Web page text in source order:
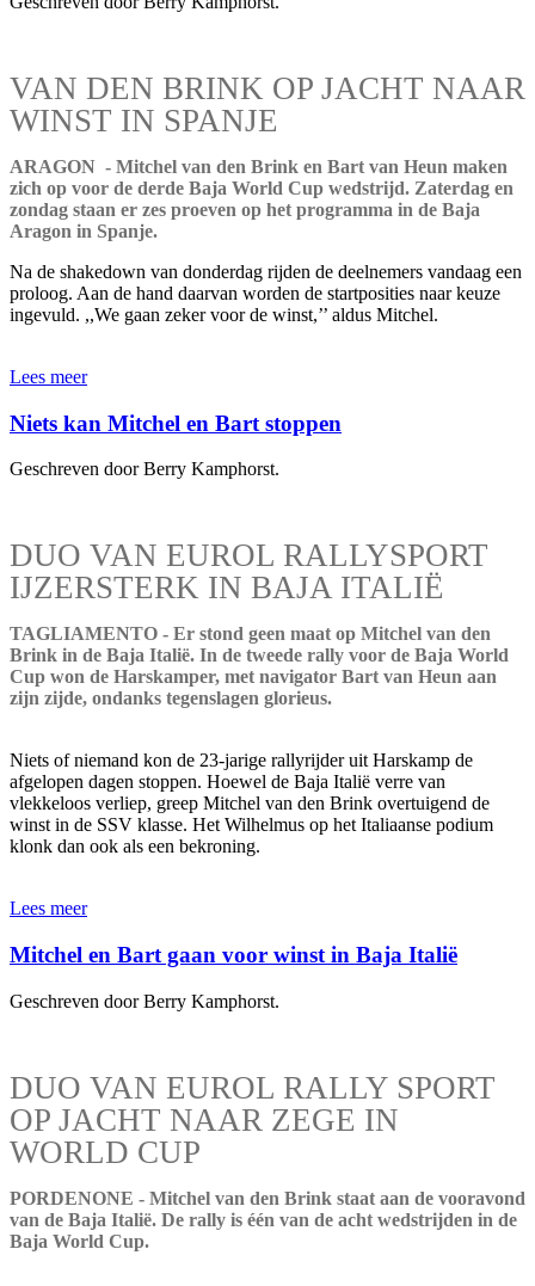
VAN DEN BRINK OP JACHT NAAR
WINST IN SPANJE
ARAGON - Mitchel van den Brink en Bart van Heun maken
zich op voor de derde Baja World Cup wedstrijd. Zaterdag en
zondag staan er zes proeven op het programma in de Baja
Aragon in Spanje.
Na de shakedown van donderdag rijden de deelnemers vandaag een
proloog. Aan de hand daarvan worden de startposities naar keuze
ingevuld. ,,We gaan zeker voor de winst,’’ aldus Mitchel.
Lees meer
Niets kan Mitchel en Bart stoppen
Geschreven door Berry Kamphorst.
DUO VAN EUROL RALLYSPORT
IJZERSTERK IN BAJA ITALIË
TAGLIAMENTO - Er stond geen maat op Mitchel van den
Brink in de Baja Italië. In de tweede rally voor de Baja World
Cup won de Harskamper, met navigator Bart van Heun aan
zijn zijde, ondanks tegenslagen glorieus.
Niets of niemand kon de 23-jarige rallyrijder uit Harskamp de
afgelopen dagen stoppen. Hoewel de Baja Italië verre van
vlekkeloos verliep, greep Mitchel van den Brink overtuigend de
winst in de SSV klasse. Het Wilhelmus op het Italiaanse podium
klonk dan ook als een bekroning.
Lees meer
Mitchel en Bart gaan voor winst in Baja Italië
Geschreven door Berry Kamphorst.
DUO VAN EUROL RALLY SPORT
OP JACHT NAAR ZEGE IN
WORLD CUP
PORDENONE - Mitchel van den Brink staat aan de vooravond
van de Baja Italië. De rally is één van de acht wedstrijden in de
Baja World Cup.